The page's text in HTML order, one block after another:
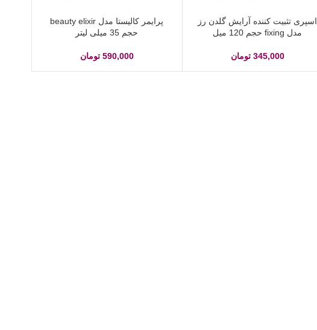
اسپری تثبیت کننده آرایش گلدن رز
مدل fixing حجم 120 میل
345,000 تومان
پرایمر کالیستا مدل beauty elixir
حجم 35 میلی لیتر
590,000 تومان